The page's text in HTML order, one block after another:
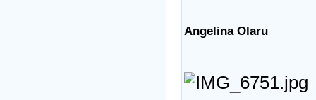
Angelina Olaru